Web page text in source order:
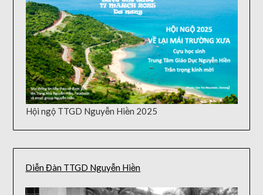
Hội ngộ TTGD Nguyễn Hiền 2025
Diễn Đàn TTGD Nguyễn Hiền